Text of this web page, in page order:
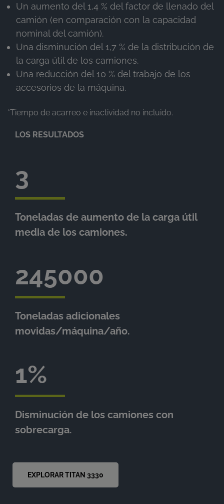
Un aumento del 1,4 % del factor de llenado del
camión (en comparación con la capacidad
nominal del camión).
Una disminución del 1,7 % de la distribución de
la carga útil de los camiones.
Una reducción del 10 % del trabajo de los
accesorios de la máquina.
*Tiempo de acarreo e inactividad no incluido.
LOS RESULTADOS
3
Toneladas de aumento de la carga útil
media de los camiones.
245000
Toneladas adicionales
movidas/máquina/año.
1
Disminución de los camiones con
sobrecarga.
EXPLORAR TITAN 3330